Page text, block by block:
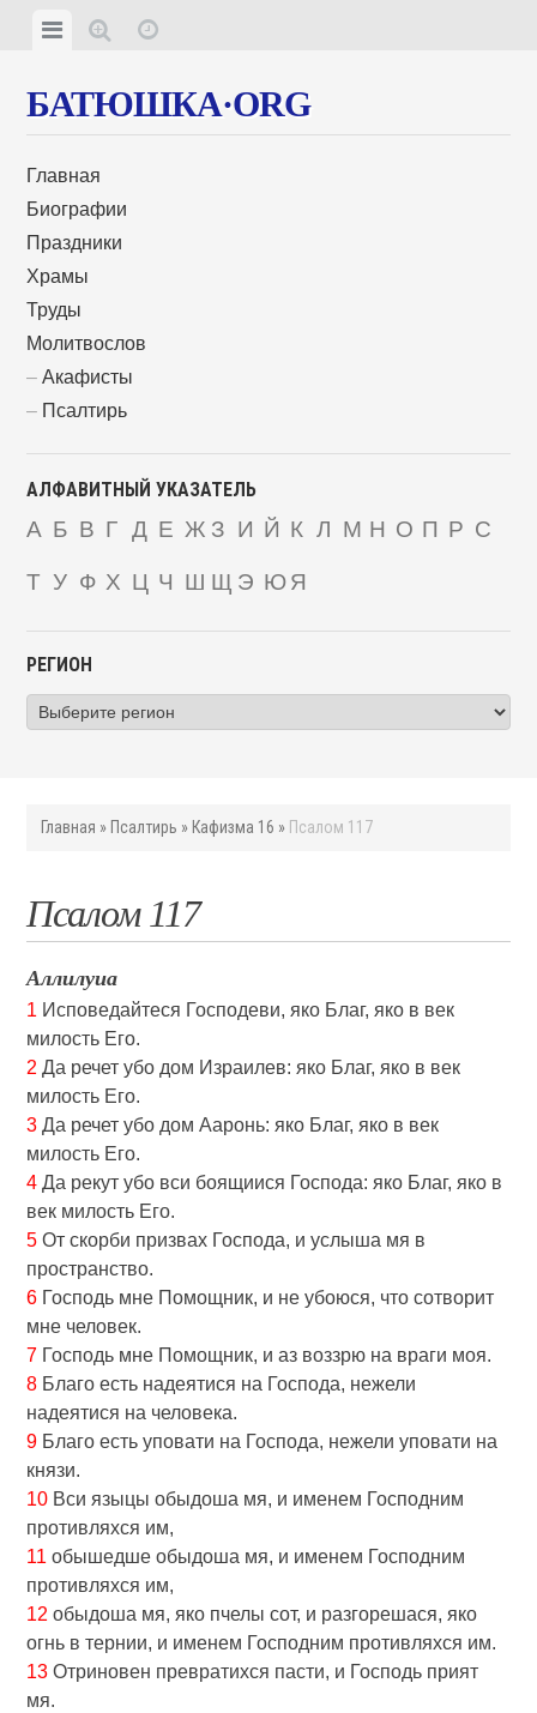
БАТЮШКА·ORG
Главная
Биографии
Праздники
Храмы
Труды
Молитвослов
Акафисты
Псалтирь
АЛФАВИТНЫЙ УКАЗАТЕЛЬ
А Б В Г Д Е Ж З И Й К Л М Н О П Р С
Т У Ф Х Ц Ч Ш Щ Э ЮЯ
РЕГИОН
Главная » Псалтирь » Кафизма 16 » Псалом 117
Псалом 117
Аллилуиа
1 Исповедайтеся Господеви, яко Благ, яко в век
милость Его.
2 Да речет убо дом Израилев: яко Благ, яко в век
милость Его.
3 Да речет убо дом Ааронь: яко Благ, яко в век
милость Его.
4 Да рекут убо вси боящиися Господа: яко Благ, яко в
век милость Его.
5 От скорби призвах Господа, и услыша мя в
пространство.
6 Господь мне Помощник, и не убоюся, что сотворит
мне человек.
7 Господь мне Помощник, и аз воззрю на враги моя.
8 Благо есть надеятися на Господа, нежели
надеятися на человека.
9 Благо есть уповати на Господа, нежели уповати на
князи.
10 Вси языцы обыдоша мя, и именем Господним
противляхся им,
11 обышедше обыдоша мя, и именем Господним
противляхся им,
12 обыдоша мя, яко пчелы сот, и разгорешася, яко
огнь в тернии, и именем Господним противляхся им.
13 Отриновен превратихся пасти, и Господь прият
мя.